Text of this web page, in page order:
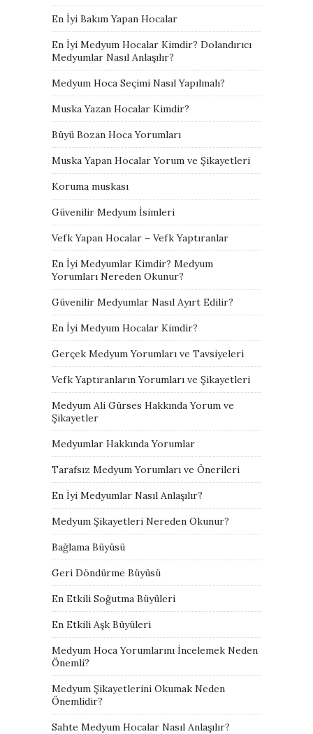
En İyi Bakım Yapan Hocalar
En İyi Medyum Hocalar Kimdir? Dolandırıcı
Medyumlar Nasıl Anlaşılır?
Medyum Hoca Seçimi Nasıl Yapılmalı?
Muska Yazan Hocalar Kimdir?
Büyü Bozan Hoca Yorumları
Muska Yapan Hocalar Yorum ve Şikayetleri
Koruma muskası
Güvenilir Medyum İsimleri
Vefk Yapan Hocalar – Vefk Yaptıranlar
En İyi Medyumlar Kimdir? Medyum
Yorumları Nereden Okunur?
Güvenilir Medyumlar Nasıl Ayırt Edilir?
En İyi Medyum Hocalar Kimdir?
Gerçek Medyum Yorumları ve Tavsiyeleri
Vefk Yaptıranların Yorumları ve Şikayetleri
Medyum Ali Gürses Hakkında Yorum ve
Şikayetler
Medyumlar Hakkında Yorumlar
Tarafsız Medyum Yorumları ve Önerileri
En İyi Medyumlar Nasıl Anlaşılır?
Medyum Şikayetleri Nereden Okunur?
Bağlama Büyüsü
Geri Döndürme Büyüsü
En Etkili Soğutma Büyüleri
En Etkili Aşk Büyüleri
Medyum Hoca Yorumlarını İncelemek Neden
Önemli?
Medyum Şikayetlerini Okumak Neden
Önemlidir?
Sahte Medyum Hocalar Nasıl Anlaşılır?